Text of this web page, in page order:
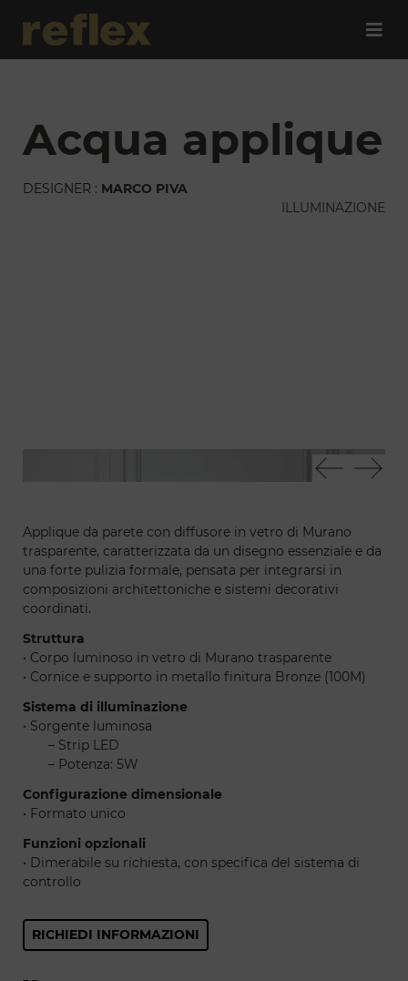
acqua applique
DESIGNER : MARCO PIVA
ILLUMINAZIONE
Applique da parete con diffusore in vetro di Murano
trasparente, caratterizzata da un disegno essenziale e da
una forte pulizia formale, pensata per integrarsi in
composizioni architettoniche e sistemi decorativi
coordinati.
Struttura
• Corpo luminoso in vetro di Murano trasparente
• Cornice e supporto in metallo finitura Bronze (100M)
Sistema di illuminazione
• Sorgente luminosa
– Strip LED
– Potenza: 5W
Configurazione dimensionale
• Formato unico
Funzioni opzionali
• Dimerabile su richiesta, con specifica del sistema di
controllo
RICHIEDI INFORMAZIONI